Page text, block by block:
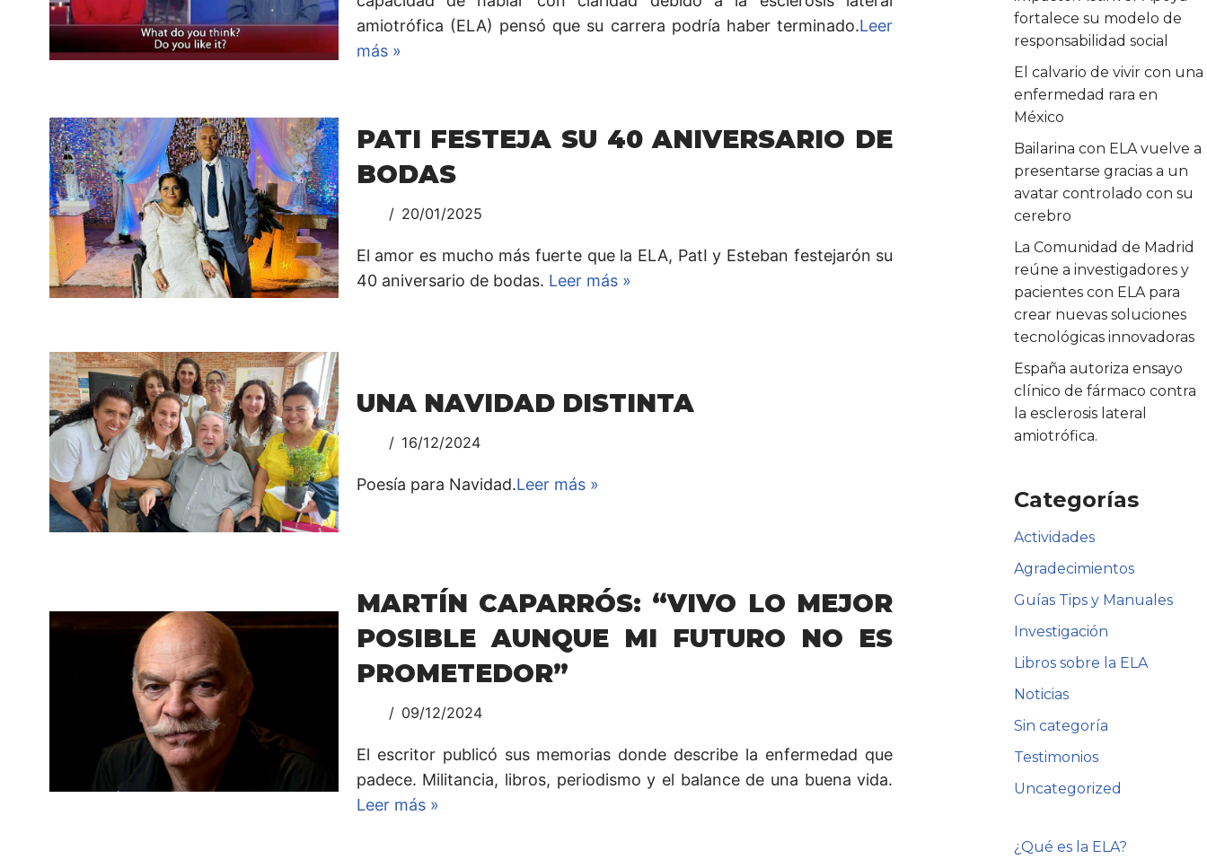
amiotrófica (ELA) pensó que su carrera podría haber terminado.Leer
más »
PATI FESTEJA SU 40 ANIVERSARIO DE
BODAS
20/01/2025
El amor es mucho más fuerte que la ELA, PatI y Esteban festejarón su
40 aniversario de bodas. Leer más »
UNA NAVIDAD DISTINTA
16/12/2024
Poesía para Navidad.Leer más »
MARTÍN CAPARRÓS: “VIVO LO MEJOR
POSIBLE AUNQUE MI FUTURO NO ES
PROMETEDOR”
09/12/2024
El escritor publicó sus memorias donde describe la enfermedad que
padece. Militancia, libros, periodismo y el balance de una buena vida.
Leer más »
fortalece su modelo de
responsabilidad social
El calvario de vivir con una
enfermedad rara en
México
Bailarina con ELA vuelve a
presentarse gracias a un
avatar controlado con su
cerebro
La Comunidad de Madrid
reúne a investigadores y
pacientes con ELA para
crear nuevas soluciones
tecnológicas innovadoras
España autoriza ensayo
clínico de fármaco contra
la esclerosis lateral
amiotrófica.
Categorías
Actividades
Agradecimientos
Guías Tips y Manuales
Investigación
Libros sobre la ELA
Noticias
Sin categoría
Testimonios
Uncategorized
¿Qué es la ELA?